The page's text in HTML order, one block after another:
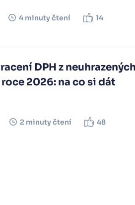
4 minuty čtení 14
DPH z neuhrazených
2026: na co si dát
2 minuty čtení 48